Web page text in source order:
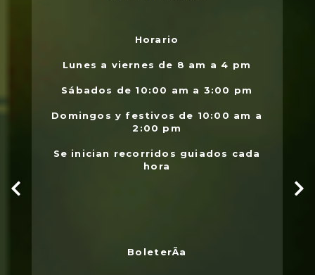
Horario
Lunes a viernes de 8 am a 4 pm
Sábados de 10:00 am a 3:00 pm
Domingos y festivos de 10:00 am a
2:00 pm
Se inician recorridos guiados cada
hora